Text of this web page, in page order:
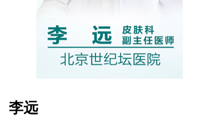
李远